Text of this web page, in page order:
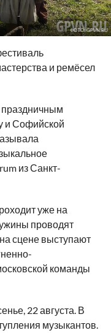
ФОТО: GPVN.RU
и ремёсел
праздничным
и Софийской
из Санкт-
уже на
проводят
сцене выступают
команды
22 августа. В
музыкантов.